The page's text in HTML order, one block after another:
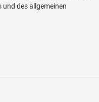
des allgemeinen